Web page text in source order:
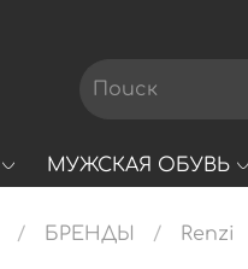
МУЖСКАЯ ОБУВЬ
БРЕНДЫ Rеnzi